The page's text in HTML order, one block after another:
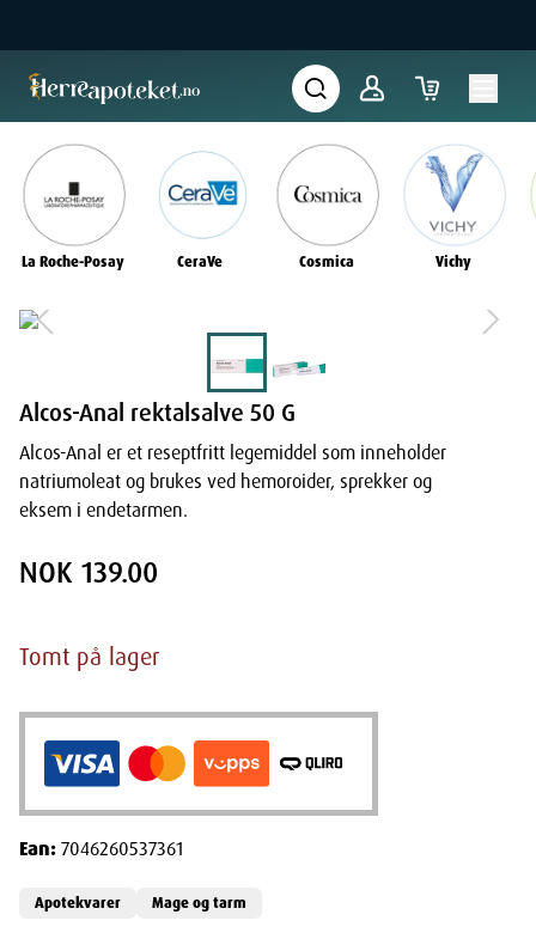
La Roche-Posay CeraVe Cosmica Vichy
Alcos-Anal rektalsalve 50 G
Alcos-Anal er et reseptfritt legemiddel som inneholder
natriumoleat og brukes ved hemoroider, sprekker og
eksem i endetarmen.
NOK 139.00
Tomt på lager
Ean:7046260537361
Apotekvarer Mage og tarm